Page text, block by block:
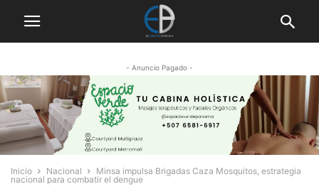
- Anuncio Pagado -
Inicio Nacional
Minsa impulsa Brigadas Caza Mosquitos, estrategia
nacional para combatir el dengue